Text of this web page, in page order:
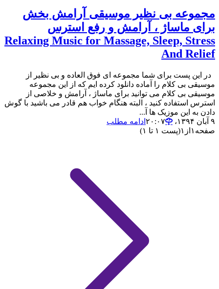
مجموعه بی نظیر موسیقی آرامش بخش
برای ماساژ ، آرامش و رفع استرس
Relaxing Music for Massage, Sleep, Stress
And Relief
در این پست برای شما مجموعه ای فوق العاده و بی نظیر از
موسیقی بی کلام را آماده دانلود کرده ایم که از این مجموعه
موسیقی بی کلام می توانید برای ماساژ ، آرامش و خلاصی از
استرس استفاده کنید ، البته هنگام خواب هم قادر می باشید با گوش
دادن به این موزیک ها آ...
۹ آبان ۱۳۹۴،‏ ۲۰:۰۷
ادامه مطلب
صفحه ۱ از ۱(پست ۱ تا ۱)